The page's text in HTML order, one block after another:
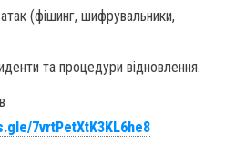
(фішинг, шифрувальники,
та процедури відновлення.
7vrtPetXtK3KL6he8